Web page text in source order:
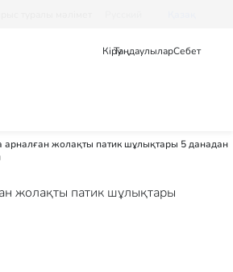
КіруТаңдаулыларСебет
арналған жолақты патик шұлықтары 5 данадан
жолақты патик шұлықтары